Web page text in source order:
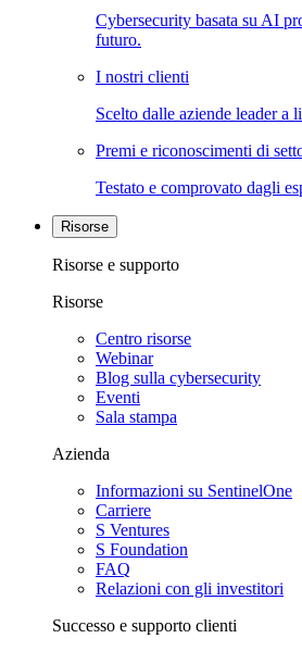
Cybersecurity basata su AI
futuro.
I nostri clienti
Scelto dalle aziende leader a
Premi e riconoscimenti di
Testato e comprovato dagli
Risorse
Risorse e supporto
Risorse
Centro risorse
Webinar
Blog sulla cybersecurity
Eventi
Sala stampa
Azienda
Informazioni su SentinelOne
Carriere
S Ventures
S Foundation
FAQ
Relazioni con gli investitori
Successo e supporto clienti